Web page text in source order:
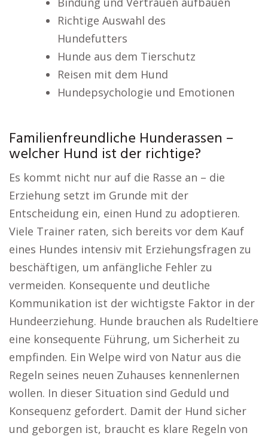
Richtige Auswahl des
Hundefutters
Hunde aus dem Tierschutz
Reisen mit dem Hund
Hundepsychologie und Emotionen
Familienfreundliche Hunderassen –
welcher Hund ist der richtige?
Es kommt nicht nur auf die Rasse an – die
Erziehung setzt im Grunde mit der
Entscheidung ein, einen Hund zu adoptieren.
Viele Trainer raten, sich bereits vor dem Kauf
eines Hundes intensiv mit Erziehungsfragen zu
beschäftigen, um anfängliche Fehler zu
vermeiden. Konsequente und deutliche
Kommunikation ist der wichtigste Faktor in der
Hundeerziehung. Hunde brauchen als Rudeltiere
eine konsequente Führung, um Sicherheit zu
empfinden. Ein Welpe wird von Natur aus die
Regeln seines neuen Zuhauses kennenlernen
wollen. In dieser Situation sind Geduld und
Konsequenz gefordert. Damit der Hund sicher
und geborgen ist, braucht es klare Regeln von